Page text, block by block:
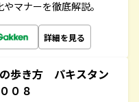
マナーを徹底解説。
詳細を見る
歩き方 パキスタン
０８